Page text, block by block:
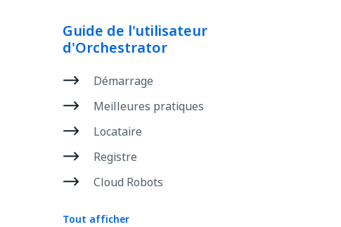
Guide de l'utilisateur
d'Orchestrator
Démarrage
Meilleures pratiques
Locataire
Registre
Cloud Robots
Tout afficher